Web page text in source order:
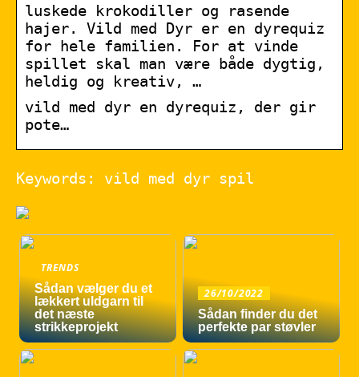
luskede krokodiller og rasende
hajer. Vild med Dyr er en dyrequiz
for hele familien. For at vinde
spillet skal man være både dygtig,
heldig og kreativ, …
vild med dyr en dyrequiz, der gir
pote…
Keywords: vild med dyr spil
TRENDS
Sådan vælger du et
lækkert uldgarn til
det næste
strikkeprojekt
26/10/2022
Sådan finder du det
perfekte par støvler